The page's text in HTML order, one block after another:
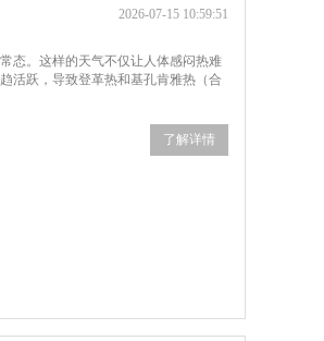
2026-07-15 10:59:51
态。这样的天气不仅让人体感闷热难
活跃，导致登革热和基孔肯雅热（合
了解详情